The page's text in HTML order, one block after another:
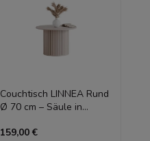
Couchtisch LINNEA Rund
Ø 70 cm – Säule in
Kaschmir
159,00 €